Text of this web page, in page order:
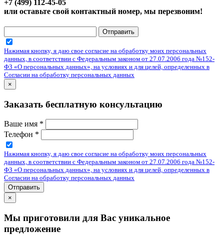
+7 (499) 112-45-05
или оставьте свой контактный номер, мы перезвоним!
Отправить
Нажимая кнопку, я даю свое согласие на обработку моих персональных
данных, в соответствии с Федеральным законом от 27.07.2006 года №152-
ФЗ «О персональных данных», на условиях и для целей, определенных в
Согласии на обработку персональных данных
×
Заказать бесплатную консультацию
Ваше имя *
Телефон *
Нажимая кнопку, я даю свое согласие на обработку моих персональных
данных, в соответствии с Федеральным законом от 27.07.2006 года №152-
ФЗ «О персональных данных», на условиях и для целей, определенных в
Согласии на обработку персональных данных
Отправить
×
Мы приготовили для Вас уникальное
предложение